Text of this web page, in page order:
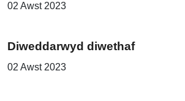
02 Awst 2023
Diweddarwyd diwethaf
02 Awst 2023